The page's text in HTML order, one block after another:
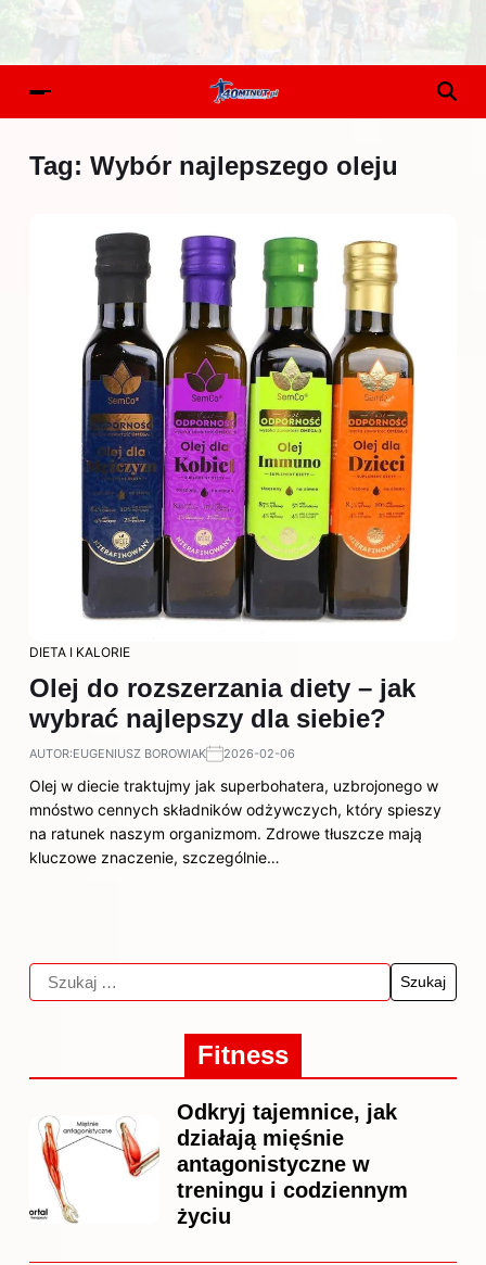
Tag: Wybór najlepszego oleju
DIETA I KALORIE
Olej do rozszerzania diety – jak
wybrać najlepszy dla siebie?
AUTOR:EUGENIUSZ BOROWIAK 2026-02-06
Olej w diecie traktujmy jak superbohatera, uzbrojonego w
mnóstwo cennych składników odżywczych, który spieszy
na ratunek naszym organizmom. Zdrowe tłuszcze mają
kluczowe znaczenie, szczególnie…
Fitness
Odkryj tajemnice, jak
działają mięśnie
antagonistyczne w
treningu i codziennym
życiu